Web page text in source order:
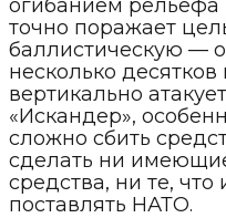
огибанием рельефа
точно поражает
баллистическую —
несколько
вертикально
«Искандер»,
сложно сбить
сделать ни
средства, ни те,
поставлять НАТО.